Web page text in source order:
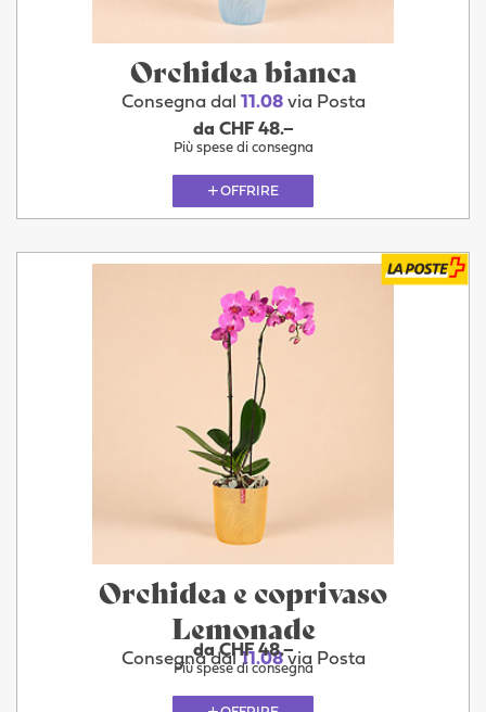
Orchidea bianca
Consegna dal 11.08via Posta
da CHF 48.–
Più spese di consegna
OFFRIRE
Orchidea e coprivaso
Lemonade
Consegna dal11.08via Posta
da CHF 48.–
Più spese di consegna